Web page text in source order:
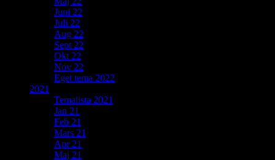
Juni 22
Juli 22
Aug 22
Sept 22
Okt 22
Nov 22
Eget tema 2022
2021
Temalista 2021
Jan 21
Feb 21
Mars 21
Apr 21
Maj 21